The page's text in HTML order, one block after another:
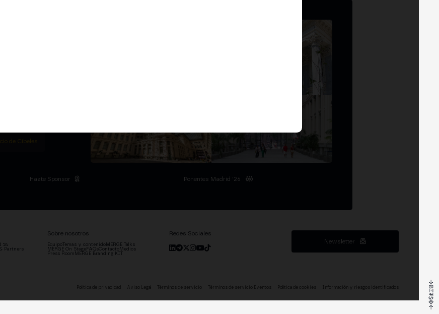
y el
en
de Cibeles y
de Cibeles
Hazte Sponsor Ponentes Madrid '26
'24
Partners
Sobre nosotros
EquipoTemas y contenidoMERGE Talks
MERGE On StageFAQsContactoMedios
Press Room MERGE Branding KIT
Redes Sociales
Newsletter
Política de privacidad Aviso Legal Términos de servicio Términos de servicio Eventos Política de cookies Información y riesgos identificados